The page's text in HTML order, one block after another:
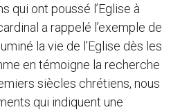
qui ont poussé l’Eglise à
a rappelé l’exemple de
la vie de l’Eglise dès les
en témoigne la recherche
siècles chrétiens, nous
qui indiquent une